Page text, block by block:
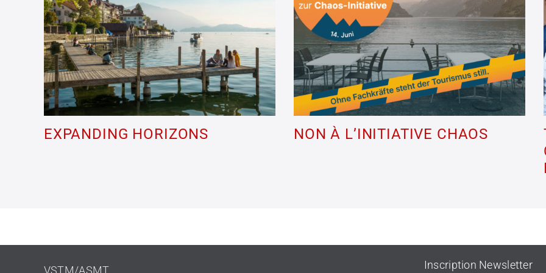
EXPANDING HORIZONS NON À L’INITIATIVE CHAOS
VSTM/ASMT Inscription Newsletter